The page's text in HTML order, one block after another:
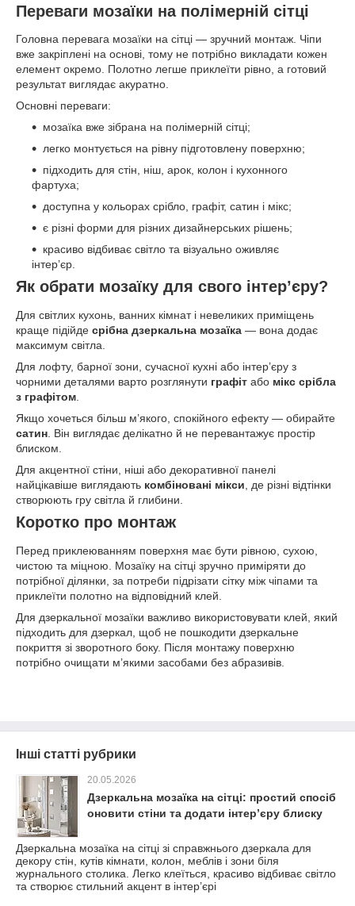
Переваги мозаїки на полімерній сітці
Головна перевага мозаїки на сітці — зручний монтаж. Чіпи
вже закріплені на основі, тому не потрібно викладати кожен
елемент окремо. Полотно легше приклеїти рівно, а готовий
результат виглядає акуратно.
Основні переваги:
мозаїка вже зібрана на полімерній сітці;
легко монтується на рівну підготовлену поверхню;
підходить для стін, ніш, арок, колон і кухонного
фартуха;
доступна у кольорах срібло, графіт, сатин і мікс;
є різні форми для різних дизайнерських рішень;
красиво відбиває світло та візуально оживляє
інтер’єр.
Як обрати мозаїку для свого інтер’єру?
Для світлих кухонь, ванних кімнат і невеликих приміщень
краще підійде срібна дзеркальна мозаїка — вона додає
максимум світла.
Для лофту, барної зони, сучасної кухні або інтер’єру з
чорними деталями варто розглянути графіт або мікс срібла
з графітом
Якщо хочеться більш м’якого, спокійного ефекту — обирайте
сатин . Він виглядає делікатно й не перевантажує простір
блиском.
Для акцентної стіни, ніші або декоративної панелі
найцікавіше виглядають комбіновані мікси , де різні відтінки
створюють гру світла й глибини.
Коротко про монтаж
Перед приклеюванням поверхня має бути рівною, сухою,
чистою та міцною. Мозаїку на сітці зручно приміряти до
потрібної ділянки, за потреби підрізати сітку між чіпами та
приклеїти полотно на відповідний клей.
Для дзеркальної мозаїки важливо використовувати клей, який
підходить для дзеркал, щоб не пошкодити дзеркальне
покриття зі зворотного боку. Після монтажу поверхню
потрібно очищати м’якими засобами без абразивів.
Інші статті рубрики
20.05.2026
Дзеркальна мозаїка на сітці: простий спосіб
оновити стіни та додати інтер’єру блиску
Дзеркальна мозаїка на сітці зі справжнього дзеркала для
декору стін, кутів кімнати, колон, меблів і зони біля
журнального столика. Легко клеїться, красиво відбиває світло
та створює стильний акцент в інтер’єрі